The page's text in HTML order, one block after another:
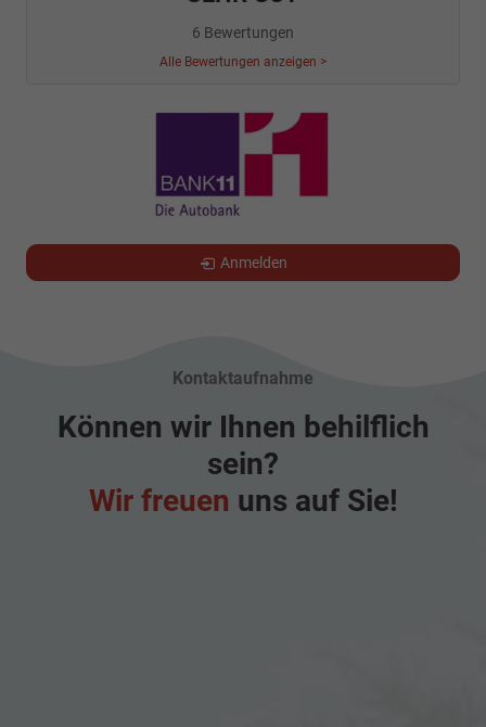
6 Bewertungen
Alle Bewertungen anzeigen >
Anmelden
Kontaktaufnahme
Können wir Ihnen behilflich
sein?
Wir freuen uns auf Sie!